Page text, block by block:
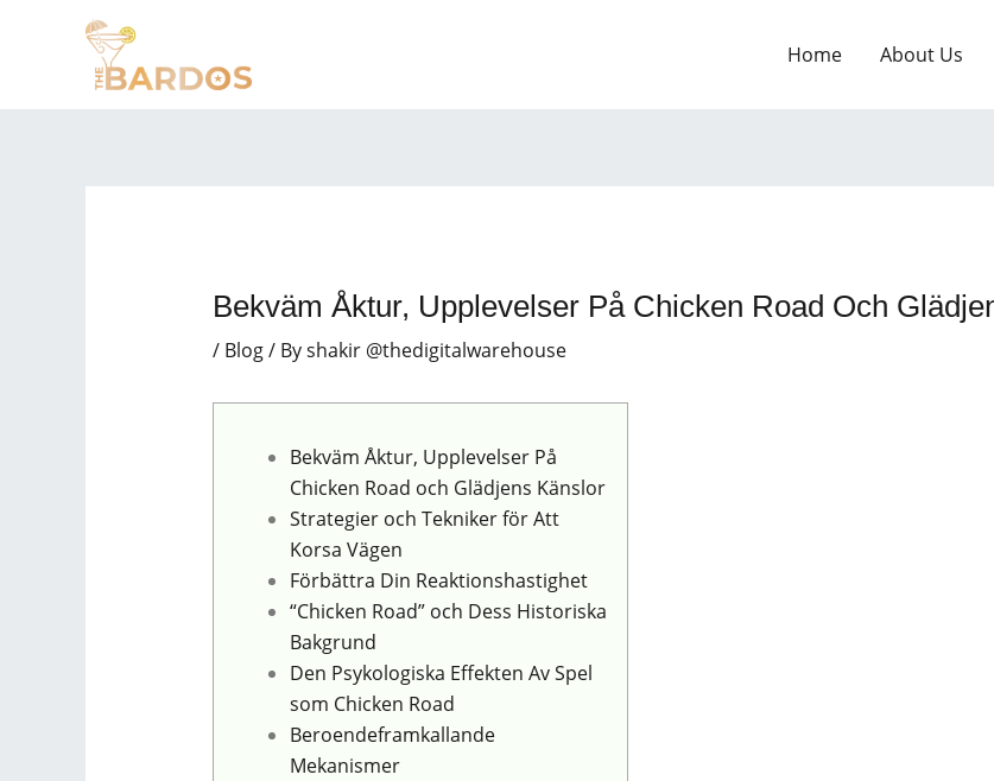
Home About Us
Bekväm Åktur, Upplevelser På Chicken Road Och
/ Blog/ Byshakir @thedigitalwarehouse
Bekväm Åktur, Upplevelser På
Chicken Road och Glädjens Känslor
Strategier och Tekniker för Att
Korsa Vägen
Förbättra Din Reaktionshastighet
“Chicken Road” och Dess Historiska
Bakgrund
Den Psykologiska Effekten Av Spel
som Chicken Road
Beroendeframkallande
Mekanismer
Post
navigation